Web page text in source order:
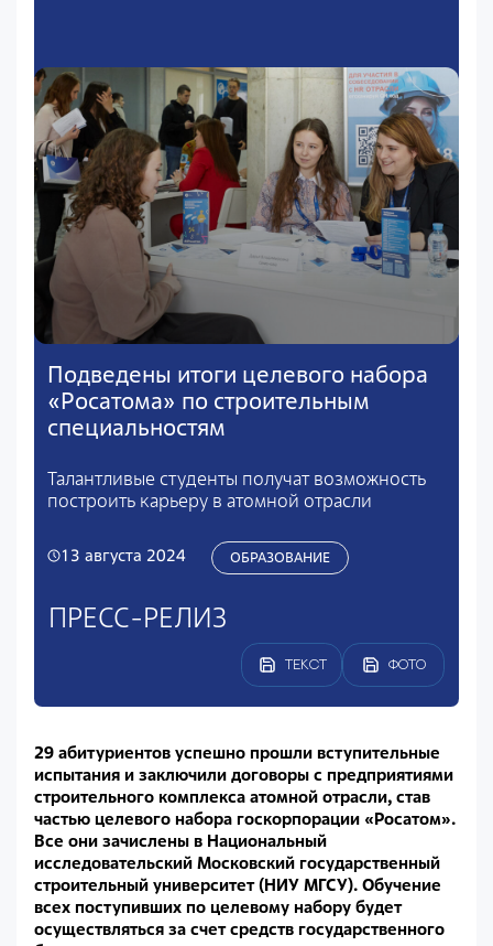
Подведены итоги целевого набора
«Росатома» по строительным
специальностям
Талантливые студенты получат возможность
построить карьеру в атомной отрасли
13 августа 2024 ОБРАЗОВАНИЕ
ПРЕСС-РЕЛИЗ
ТЕКСТ ФОТО
29 абитуриентов успешно прошли вступительные
испытания и заключили договоры с предприятиями
строительного комплекса атомной отрасли, став
частью целевого набора госкорпорации «Росатом».
Все они зачислены в Национальный
исследовательский Московский государственный
строительный университет (НИУ МГСУ). Обучение
всех поступивших по целевому набору будет
осуществляться за счет средств государственного